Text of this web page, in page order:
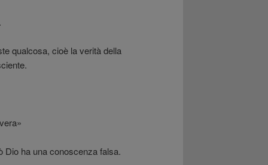
qualcosa, cioè la verità della
Dio ha una conoscenza falsa.